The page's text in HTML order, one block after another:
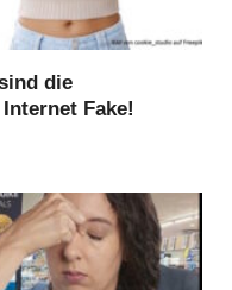
die
Fake!